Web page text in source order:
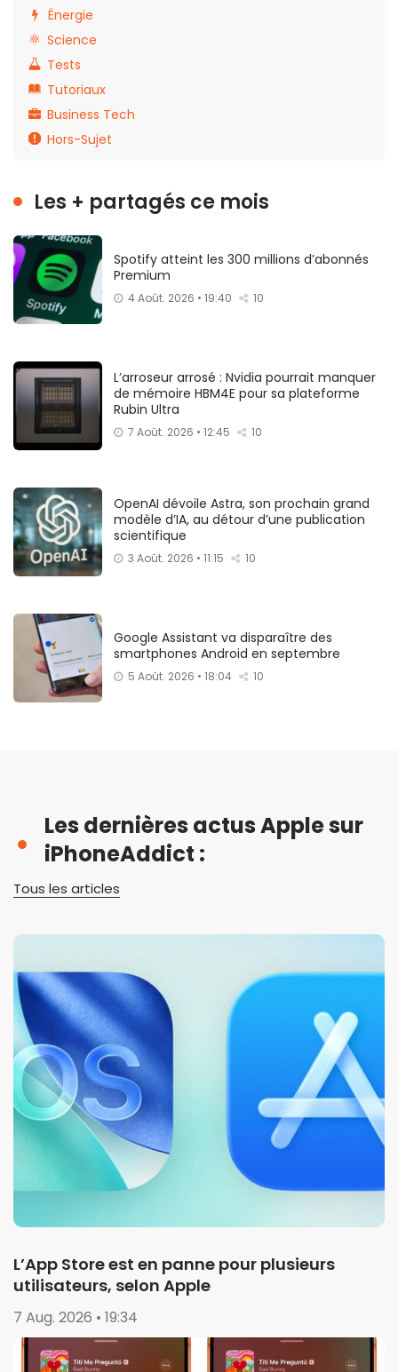
Énergie
Science
Tests
Tutoriaux
Business Tech
Hors-Sujet
Les + partagés ce mois
Spotify atteint les 300 millions d’abonnés
Premium
4 Août. 2026 • 19:40 10
L’arroseur arrosé : Nvidia pourrait manquer
de mémoire HBM4E pour sa plateforme
Rubin Ultra
7 Août. 2026 • 12:45 10
OpenAI dévoile Astra, son prochain grand
modèle d’IA, au détour d’une publication
scientifique
3 Août. 2026 • 11:15 10
Google Assistant va disparaître des
smartphones Android en septembre
5 Août. 2026 • 18:04 10
Les dernières actus Apple sur
iPhoneAddict :
Tous les articles
L’App Store est en panne pour plusieurs
utilisateurs, selon Apple
7 Aug. 2026 • 19:34